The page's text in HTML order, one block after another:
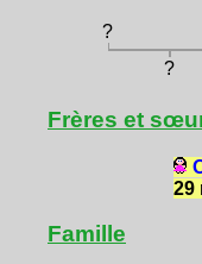
?
?
Frères et
29
Famille